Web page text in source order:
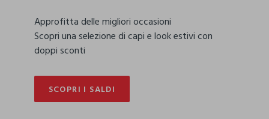
Approfitta delle migliori occasioni
Scopri una selezione di capi e look estivi con
doppi sconti
SCOPRI I SALDI
SCOPRI I SALDI
FUORI TUTTO